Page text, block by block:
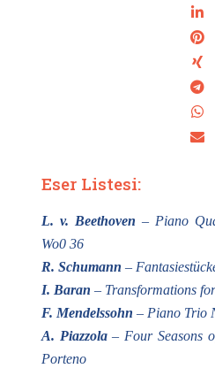
Eser Listesi:
L. v. Beethoven – Piano
Wo0 36
R. Schumann –
I. Baran – Transformations
F. Mendelssohn – Piano Trio
A. Piazzola– Four Seasons
Porteno